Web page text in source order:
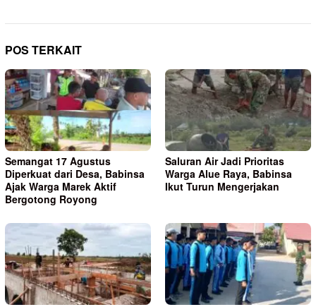
POS TERKAIT
Semangat 17 Agustus
Diperkuat dari Desa, Babinsa
Ajak Warga Marek Aktif
Bergotong Royong
Saluran Air Jadi Prioritas
Warga Alue Raya, Babinsa
Ikut Turun Mengerjakan